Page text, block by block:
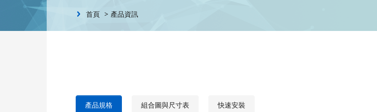
首頁 產品資訊
產品規格 組合圖與尺寸表 快速安裝